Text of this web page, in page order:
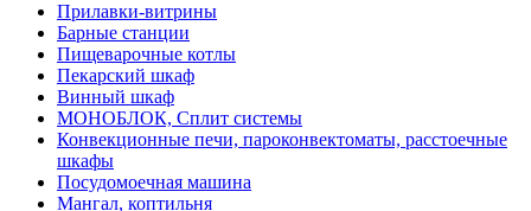
Прилавки-витрины
Барные станции
Пищеварочные котлы
Пекарский шкаф
Винный шкаф
МОНОБЛОК, Сплит системы
Конвекционные печи, пароконвектоматы, расстоечные
шкафы
Посудомоечная машина
Мангал, коптильня